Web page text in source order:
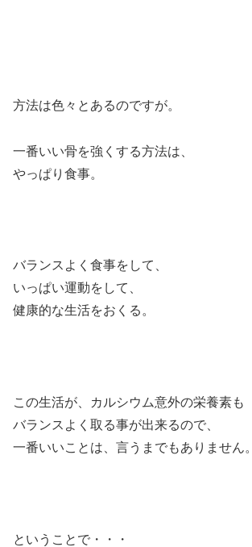
方法は色々とあるのですが。
一番いい骨を強くする方法は、
やっぱり食事。
バランスよく食事をして、
いっぱい運動をして、
健康的な生活をおくる。
この生活が、カルシウム意外の栄養素も
バランスよく取る事が出来るので、
一番いいことは、言うまでもありません。
ということで・・・